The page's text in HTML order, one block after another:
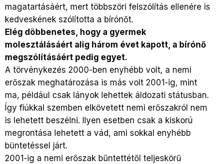
magatartásáért, mert többszöri felszólítás ellenére is
kedveskének szólította a bírónőt.
Elég döbbenetes, hogy a gyermek
molesztálásáért alig három évet kapott, a bírónő
megszólításáért pedig egyet.
A törvénykezés 2000-ben enyhébb volt, a nemi
erőszak meghatározása is más volt 2001-ig, mint
ma, például csak lányok lehettek áldozati státusban.
Így fiúkkal szemben elkövetett nemi erőszakról nem
is lehetett beszélni. Ilyen esetben csak a kiskorú
megrontása lehetett a vád, ami sokkal enyhébb
büntetéssel járt.
2001-ig a nemi erőszak bűntettétől teljeskörű